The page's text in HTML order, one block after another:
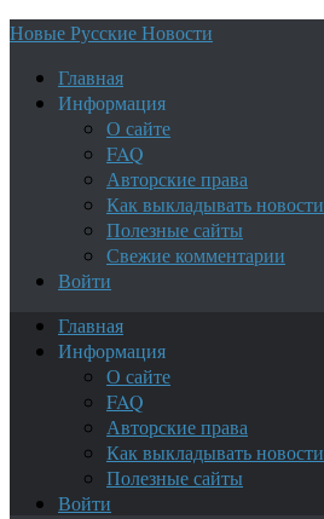
Новые Русские Новости
Главная
Информация
О сайте
FAQ
Авторские права
Как выкладывать новости
Полезные сайты
Свежие комментарии
Войти
Главная
Информация
О сайте
FAQ
Авторские права
Как выкладывать новости
Полезные сайты
Войти